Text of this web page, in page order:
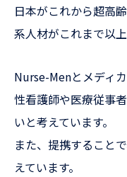
日本がこれから超高
系人材がこれまで以
Nurse-Menとメディ
性看護師や医療従事
いと考えています。
また、提携すること
えています。